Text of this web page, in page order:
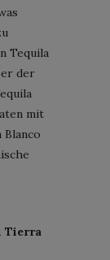
Tequila
der
mit
Tierra